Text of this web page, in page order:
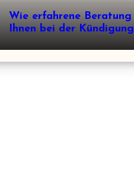
Wie erfahrene Beratung
Ihnen bei der Kündigung